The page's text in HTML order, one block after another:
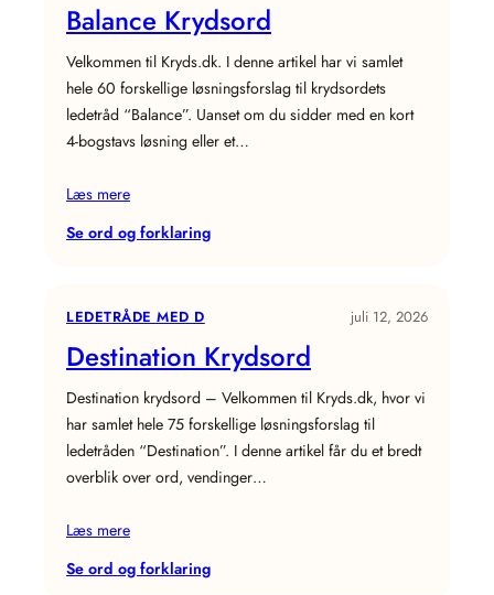
Balance Krydsord
Velkommen til Kryds.dk. I denne artikel har vi samlet
hele 60 forskellige løsningsforslag til krydsordets
ledetråd “Balance”. Uanset om du sidder med en kort
4-bogstavs løsning eller et…
Læs mere
Se ord og forklaring:
LEDETRÅDE MED D juli 12, 2026
Destination Krydsord
Destination krydsord – Velkommen til Kryds.dk, hvor vi
har samlet hele 75 forskellige løsningsforslag til
ledetråden “Destination”. I denne artikel får du et bredt
overblik over ord, vendinger…
Læs mere
Se ord og forklaring: